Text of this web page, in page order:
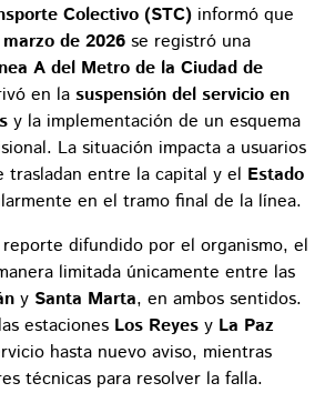
Colectivo (STC) informó que
de 2026 se registró una
A del Metro de la Ciudad de
en la suspensión del servicio en
y la implementación de un esquema
La situación impacta a usuarios
trasladan entre la capital y el Estado
en el tramo final de la línea.
difundido por el organismo, el
limitada únicamente entre las
y Santa Marta, en ambos sentidos.
estaciones Los Reyes y La Paz
hasta nuevo aviso, mientras
técnicas para resolver la falla.